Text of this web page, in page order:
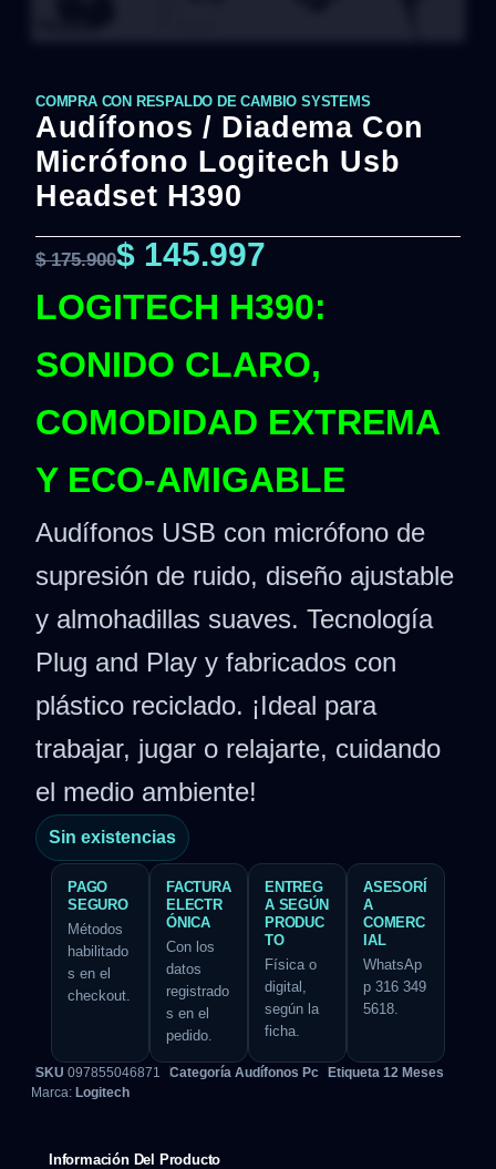
COMPRA CON RESPALDO DE CAMBIO SYSTEMS
Audífonos / Diadema Con
Micrófono Logitech Usb
Headset H390
$175.900$ 145.997
LOGITECH H390:
SONIDO CLARO,
COMODIDAD EXTREMA
Y ECO-AMIGABLE
Audífonos USB con micrófono de
supresión de ruido, diseño ajustable
y almohadillas suaves. Tecnología
Plug and Play y fabricados con
plástico reciclado. ¡Ideal para
trabajar, jugar o relajarte, cuidando
el medio ambiente!
Sin existencias
PAGO
SEGURO
Métodos
habilitado
s en el
checkout.
FACTURA
ELECTR
ÓNICA
Con los
datos
registrado
s en el
pedido.
ENTREG
A SEGÚN
PRODUC
TO
Física o
digital,
según la
ficha.
ASESORÍ
A
COMERC
IAL
WhatsAp
p 316 349
5618.
SKU 097855046871 Categoría Audífonos Pc Etiqueta 12 Meses
Marca: Logitech
Información Del Producto